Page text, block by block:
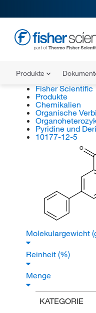
Produkte
Fisher Scientific
Produkte
Chemikalien
Organische
Pyridine und
10177-12-5
O
Molekulargewicht
Reinheit (%)
Menge
KATEGORIE